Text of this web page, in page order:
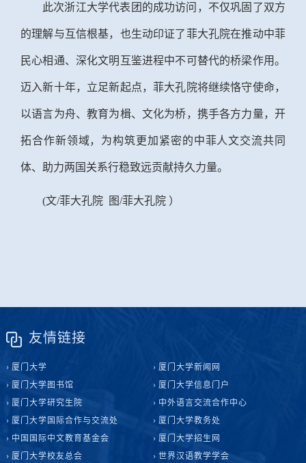
此次浙江大学代表团的成功访问，不仅巩固了双方
的理解与互信根基，也生动印证了菲大孔院在推动中菲
民心相通、深化文明互鉴进程中不可替代的桥梁作用。
迈入新十年，立足新起点，菲大孔院将继续恪守使命，
以语言为舟、教育为楫、文化为桥，携手各方力量，开
拓合作新领域，为构筑更加紧密的中菲人文交流共同
体、助力两国关系行稳致远贡献持久力量。
(文/菲大孔院 图/菲大孔院 ）
友情链接
厦门大学
厦门大学新闻网
厦门大学图书馆
厦门大学信息门户
厦门大学研究生院
中外语言交流合作中心
厦门大学国际合作与交流处
厦门大学教务处
中国国际中文教育基金会
厦门大学招生网
厦门大学校友总会
世界汉语教学学会